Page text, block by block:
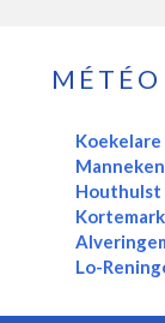
Koekelare
Houthulst
Kortemark
Lo-